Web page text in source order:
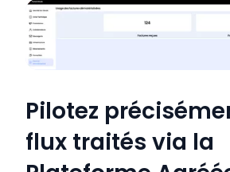
Pilotez
flux traités via la